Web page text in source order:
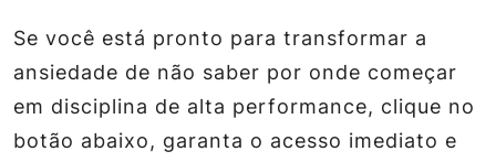
Se você está pronto para transformar a
ansiedade de não saber por onde começar
em disciplina de alta performance, clique no
botão abaixo, garanta o acesso imediato e